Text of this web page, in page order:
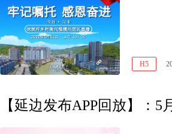
链接 H5
【延边发布APP回放】：